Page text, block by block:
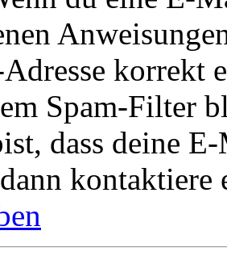
korrekt
Spam-Filter
dass deine
kontaktiere